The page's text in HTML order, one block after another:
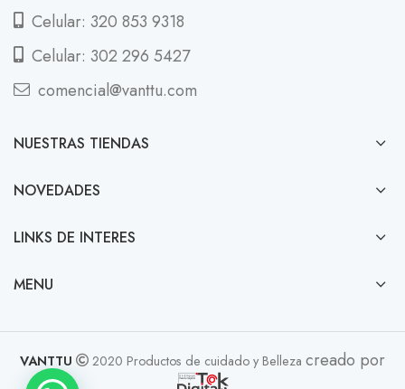
Celular: 320 853 9318
Celular: 302 296 5427
comencial@vanttu.com
NUESTRAS TIENDAS
NOVEDADES
LINKS DE INTERES
MENU
VANTTU 2020 Productos de cuidado y Belleza creado por